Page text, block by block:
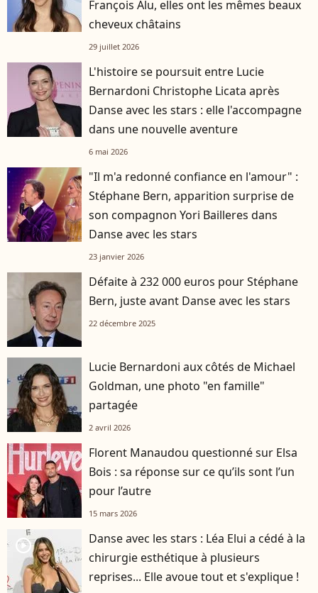
François Alu, elles ont les mêmes beaux
cheveux châtains
29 juillet 2026
L'histoire se poursuit entre Lucie
Bernardoni Christophe Licata après
Danse avec les stars : elle l'accompagne
dans une nouvelle aventure
6 mai 2026
"Il m'a redonné confiance en l'amour" :
Stéphane Bern, apparition surprise de
son compagnon Yori Bailleres dans
Danse avec les stars
23 janvier 2026
Défaite à 232 000 euros pour Stéphane
Bern, juste avant Danse avec les stars
22 décembre 2025
Lucie Bernardoni aux côtés de Michael
Goldman, une photo "en famille"
partagée
2 avril 2026
Florent Manaudou questionné sur Elsa
Bois : sa réponse sur ce qu’ils sont l’un
pour l’autre
15 mars 2026
player2
Danse avec les stars : Léa Elui a cédé à la
chirurgie esthétique à plusieurs
reprises... Elle avoue tout et s'explique !